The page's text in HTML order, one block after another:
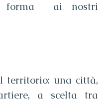
forma ai nostri
territorio: una città,
a scelta tra